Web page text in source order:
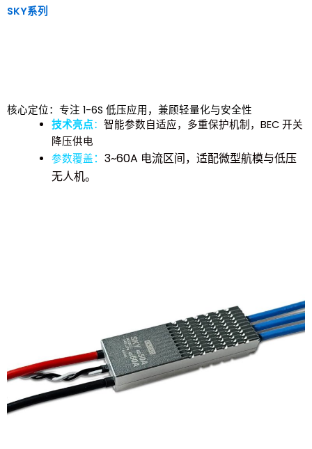
SKY系列
核心定位：专注 1-6S 低压应用，兼顾轻量化与安全性
技术亮点： 智能参数自适应，多重保护机制，BEC 开关
降压供电
参数覆盖 ： 3~60A 电流区间，适配微型航模与低压
无人机。